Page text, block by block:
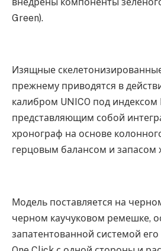
Green).
Изящные
прежнему приводятся в
калибром UNICO под индексом
представляющим собой
хронограф на основе
герцовым балансом и запасом
Модель поставляется на
черном каучуковом ремешке,
запатентованной системой